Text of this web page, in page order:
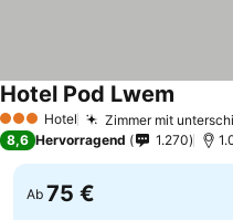
3 SterneHotel Zimmer mit
Hotel Pod Lwem
8,6 Hervorragend 1.270
Ab 75 €